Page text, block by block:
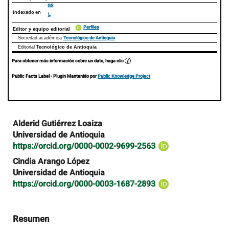
Indexado en
GS
L
Editor y equipo editorial Perfiles
Sociedad académica Tecnológico de Antioquia
Editorial Tecnológico de Antioquia
Para obtener más información sobre un dato, haga clic
Public Facts Label- Plugin Mantenido porPublic Knowledge Project
Contenido
principal
del
artículo
Alderid Gutiérrez Loaiza
Universidad de Antioquia
https://orcid.org/0000-0002-9699-2563
Cindia Arango López
Universidad de Antioquia
https://orcid.org/0000-0003-1687-2893
Resumen